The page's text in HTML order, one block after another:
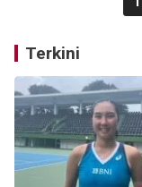
Terkini